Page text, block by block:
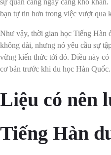
sự quán càng ngày càng khó
bạn tự tin hơn trong việc vượt qua
Như vậy, thời gian học Tiếng Hàn
không dài, nhưng nó yêu cầu sự
vững kiến thức tới đó. Điều này có
cơ bản trước khi du học Hàn Quốc.
Liệu có nên
Tiếng Hàn